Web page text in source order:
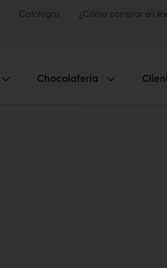
Catálogos ¿Cómo comprar en
Chocolatería